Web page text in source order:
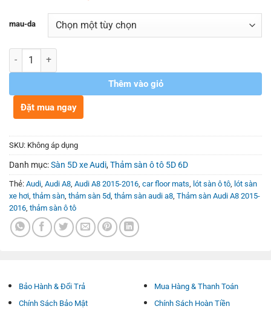
mau-da
Số lượng
Thêm vào giỏ
Đặt mua ngay
SKU: Không áp dụng
Danh mục:Sàn 5D xe Audi,Thảm sàn ô tô 5D 6D
Thẻ: Audi, Audi A8, Audi A8 2015-2016, car floor mats, lót sàn ô tô, lót sàn
xe hơi, thảm sàn, thảm sàn 5d, thảm sàn audi a8, Thảm sàn Audi A8 2015-
2016, thảm sàn ô tô
Bảo Hành & Đổi Trả
Chính Sách Bảo Mật
Mua Hàng & Thanh Toán
Chính Sách Hoàn Tiền